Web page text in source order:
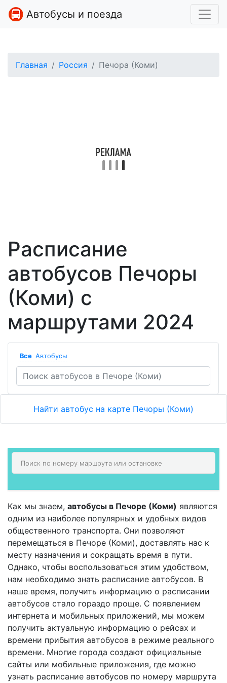
Автобусы и поезда
Главная Россия Печора (Коми)
Расписание
автобусов Печоры
(Коми) с
маршрутами 2024
Все Автобусы
Найти автобус на карте Печоры (Коми)
Как мы знаем, автобусы в Печоре (Коми) являются
одним из наиболее популярных и удобных видов
общественного транспорта. Они позволяют
перемещаться в Печоре (Коми), доставлять нас к
месту назначения и сокращать время в пути.
Однако, чтобы воспользоваться этим удобством,
нам необходимо знать расписание автобусов. В
наше время, получить информацию о расписании
автобусов стало гораздо проще. С появлением
интернета и мобильных приложений, мы можем
получить актуальную информацию о рейсах и
времени прибытия автобусов в режиме реального
времени. Многие города создают официальные
сайты или мобильные приложения, где можно
узнать расписание автобусов по номеру маршрута